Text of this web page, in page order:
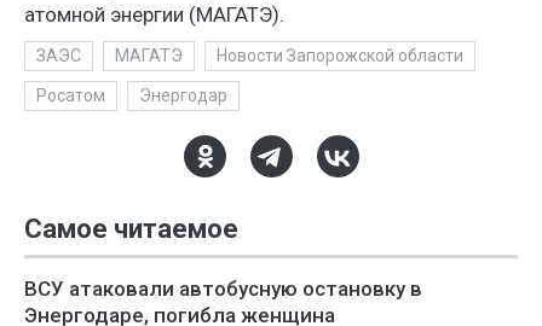
атомной энергии (МАГАТЭ).
ЗАЭС МАГАТЭ Новости Запорожской области
Росатом Энергодар
Самое читаемое
ВСУ атаковали автобусную остановку в
Энергодаре, погибла женщина